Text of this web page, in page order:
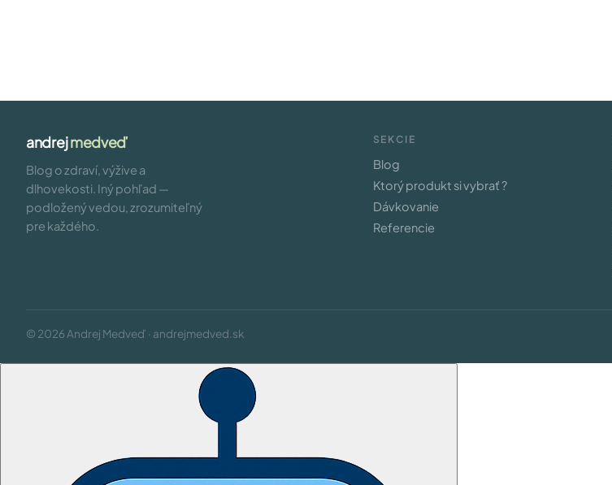
andrejmedveď
Blog o zdraví, výžive a
dlhovekosti. Iný pohľad —
podložený vedou, zrozumiteľný
pre každého.
SEKCIE
Blog
Ktorý produkt si vybrať ?
Dávkovanie
Referencie
© 2026 Andrej Medveď · andrejmedved.sk